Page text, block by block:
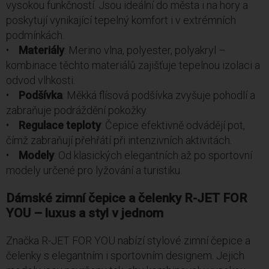
vysokou funkčností. Jsou ideální do města i na hory a
poskytují vynikající tepelný komfort i v extrémních
podmínkách.
• Materiály: Merino vlna, polyester, polyakryl –
kombinace těchto materiálů zajišťuje tepelnou izolaci a
odvod vlhkosti.
• Podšívka: Měkká flísová podšívka zvyšuje pohodlí a
zabraňuje podráždění pokožky.
• Regulace teploty: Čepice efektivně odvádějí pot,
čímž zabraňují přehřátí při intenzivních aktivitách.
• Modely: Od klasických elegantních až po sportovní
modely určené pro lyžování a turistiku.
Dámské zimní čepice a čelenky R-JET FOR
YOU – luxus a styl v jednom
Značka R-JET FOR YOU nabízí stylové zimní čepice a
čelenky s elegantním i sportovním designem. Jejich